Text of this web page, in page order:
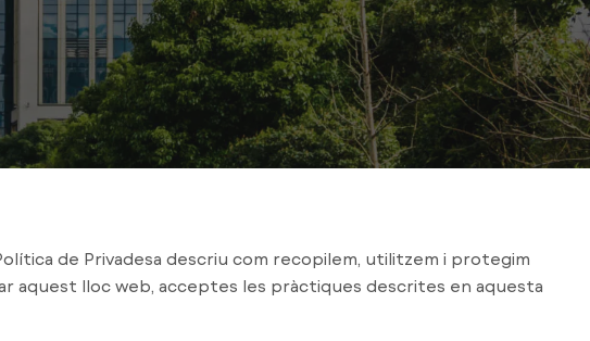
de Privadesa descriu com recopilem, utilitzem i protegim
aquest lloc web, acceptes les pràctiques descrites en aquesta